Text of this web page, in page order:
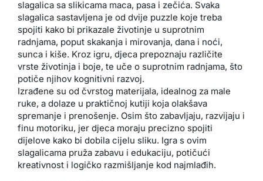
slagalica sa slikicama maca, pasa i zečića. Svaka
slagalica sastavljena je od dvije puzzle koje treba
spojiti kako bi prikazale životinje u suprotnim
radnjama, poput skakanja i mirovanja, dana i noći,
sunca i kiše. Kroz igru, djeca prepoznaju različite
vrste životinja i boje, te uče o suprotnim radnjama, što
potiče njihov kognitivni razvoj.
Izrađene su od čvrstog materijala, idealnog za male
ruke, a dolaze u praktičnoj kutiji koja olakšava
spremanje i prenošenje. Osim što zabavljaju, razvijaju i
finu motoriku, jer djeca moraju precizno spojiti
dijelove kako bi dobila cijelu sliku. Igra s ovim
slagalicama pruža zabavu i edukaciju, potičući
kreativnost i logičko razmišljanje kod najmlađih.